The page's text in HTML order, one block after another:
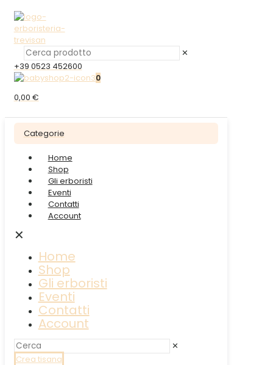
✕
+39 0523 452600
0
0,00 €
Categorie
Home
Shop
Gli erboristi
Eventi
Contatti
Account
✕
Home
Shop
Gli erboristi
Eventi
Contatti
Account
✕
Crea tisana